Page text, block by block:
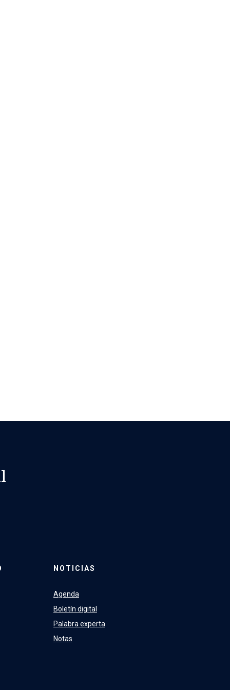
NOTICIAS
Agenda
Boletín digital
Palabra experta
Notas